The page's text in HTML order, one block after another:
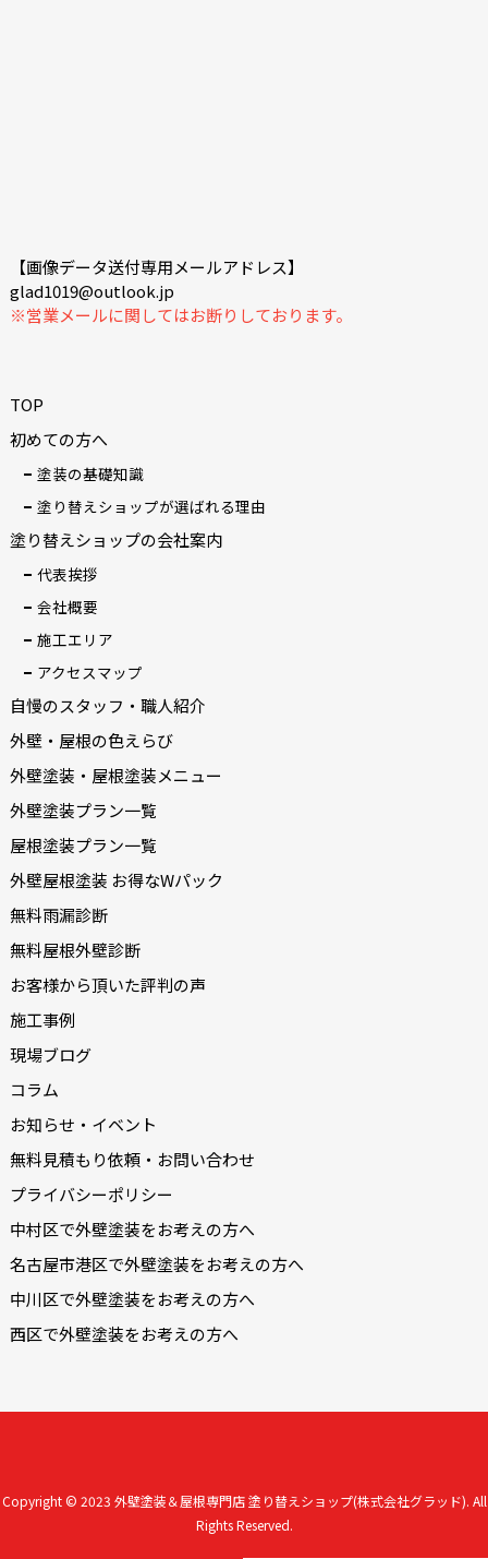
【画像データ送付専用メールアドレス】
glad1019@outlook.jp
※営業メールに関してはお断りしております。
TOP
初めての方へ
塗装の基礎知識
塗り替えショップが選ばれる理由
塗り替えショップの会社案内
代表挨拶
会社概要
施工エリア
アクセスマップ
自慢のスタッフ・職人紹介
外壁・屋根の色えらび
外壁塗装・屋根塗装メニュー
外壁塗装プラン一覧
屋根塗装プラン一覧
外壁屋根塗装 お得なWパック
無料雨漏診断
無料屋根外壁診断
お客様から頂いた評判の声
施工事例
現場ブログ
コラム
お知らせ・イベント
無料見積もり依頼・お問い合わせ
プライバシーポリシー
中村区で外壁塗装をお考えの方へ
名古屋市港区で外壁塗装をお考えの方へ
中川区で外壁塗装をお考えの方へ
西区で外壁塗装をお考えの方へ
Copyright © 2023 外壁塗装＆屋根専門店 塗り替えショップ(株式会社グラッド). All
Rights Reserved.